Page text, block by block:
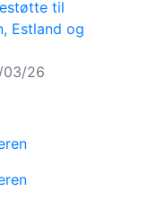
til
Estland og
03/26